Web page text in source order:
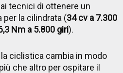
tecnici di ottenere un
la cilindrata (34 cv a 7.300
Nm a 5.800 giri).
ciclistica cambia in modo
che altro per ospitare il